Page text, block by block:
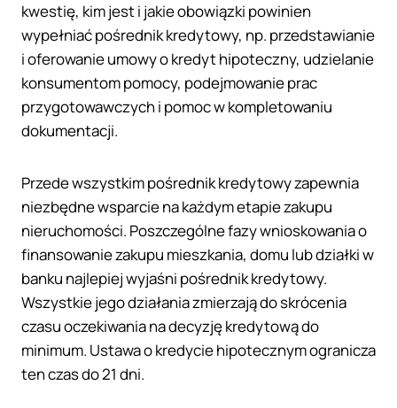
kwestię, kim jest i jakie obowiązki powinien
wypełniać pośrednik kredytowy, np. przedstawianie
i oferowanie umowy o kredyt hipoteczny, udzielanie
konsumentom pomocy, podejmowanie prac
przygotowawczych i pomoc w kompletowaniu
dokumentacji.
Przede wszystkim pośrednik kredytowy zapewnia
niezbędne wsparcie na każdym etapie zakupu
nieruchomości. Poszczególne fazy wnioskowania o
finansowanie zakupu mieszkania, domu lub działki w
banku najlepiej wyjaśni pośrednik kredytowy.
Wszystkie jego działania zmierzają do skrócenia
czasu oczekiwania na decyzję kredytową do
minimum. Ustawa o kredycie hipotecznym ogranicza
ten czas do 21 dni.